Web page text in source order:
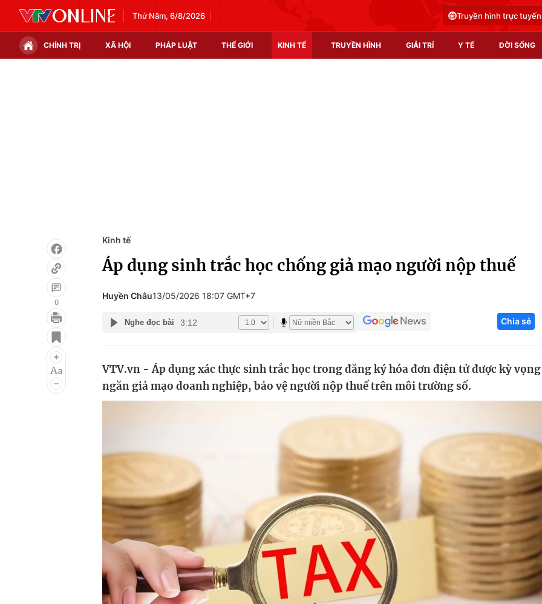
Thứ Năm, 6/8/2026 Truyền hình trực tuyến
CHÍNH TRỊ XÃ HỘI PHÁP LUẬT THẾ GIỚI KINH TẾ TRUYỀN HÌNH GIẢI TRÍ Y TẾ ĐỜI SỐNG
Infographic
Điện ảnh
Âm nhạc
Làm đẹp
Chất lượng cuộc sống
Giáo dục
Học trực tuyến
Công nghệ
Sản phẩm
Thị trường
0
Kinh tế
Áp dụng sinh trắc học chống giả mạo người nộp thuế
Huyền Châu13/05/2026 18:07 GMT+7
Nghe đọc bài 3:12 Chia sẻ
VTV.vn - Áp dụng xác thực sinh trắc học trong đăng ký hóa đơn điện tử được kỳ vọng
ngăn giả mạo doanh nghiệp, bảo vệ người nộp thuế trên môi trường số.